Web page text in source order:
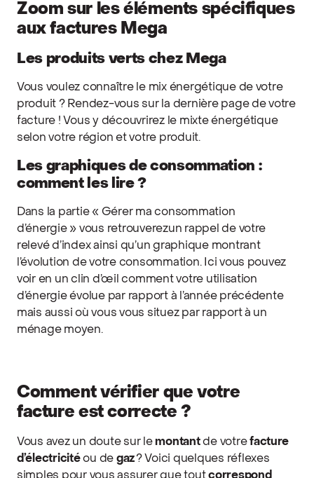
Zoom sur les éléments spécifiques
aux factures Mega
Les produits verts chez Mega
Vous voulez connaître le mix énergétique de votre
produit ? Rendez-vous sur la dernière page de votre
facture ! Vous y découvrirez le mixte énergétique
selon votre région et votre produit.
Les graphiques de consommation :
comment les lire ?
Dans la partie « Gérer ma consommation
d’énergie » vous retrouverezun rappel de votre
relevé d’index ainsi qu’un graphique montrant
l’évolution de votre consommation. Ici vous pouvez
voir en un clin d’œil comment votre utilisation
d’énergie évolue par rapport à l’année précédente
mais aussi où vous vous situez par rapport à un
ménage moyen.
Comment vérifier que votre
facture est correcte ?
Vous avez un doute sur lemontantde votrefacture
d’électricitéou de gaz? Voici quelques réflexes